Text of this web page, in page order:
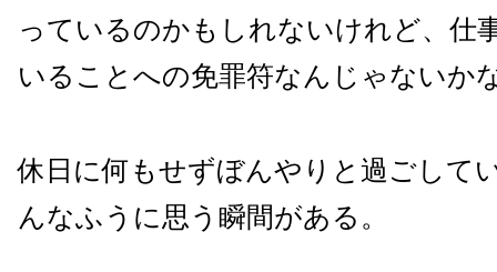
っているのかもしれないけれど、仕
いることへの免罪符なんじゃないか
休日に何もせずぼんやりと過ごして
んなふうに思う瞬間がある。